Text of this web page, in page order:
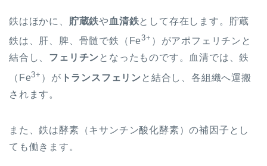
鉄はほかに、 貯蔵鉄や血清鉄として存在します。貯蔵
鉄は、肝、脾、骨髄で鉄
（Fe3+ ） がアポフェリチンと
結合し、 フェリチン となったものです。血清では、鉄
（Fe3+ ） が トランスフェリン と結合し、各組織へ運搬
されます。
また、鉄は酵素（キサンチン酸化酵素）の補因子とし
ても働きます。